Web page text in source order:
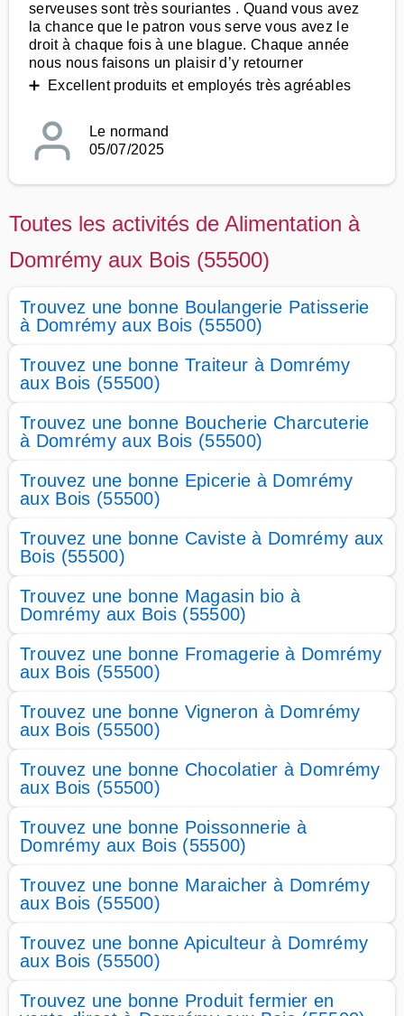
serveuses sont très souriantes . Quand vous avez
la chance que le patron vous serve vous avez le
droit à chaque fois à une blague. Chaque année
nous nous faisons un plaisir d’y retourner
➕ Excellent produits et employés très agréables
Le normand
05/07/2025
Toutes les activités de Alimentation à
Domrémy aux Bois (55500)
Trouvez une bonne Boulangerie Patisserie
à Domrémy aux Bois (55500)
Trouvez une bonne Traiteur à Domrémy
aux Bois (55500)
Trouvez une bonne Boucherie Charcuterie
à Domrémy aux Bois (55500)
Trouvez une bonne Epicerie à Domrémy
aux Bois (55500)
Trouvez une bonne Caviste à Domrémy aux
Bois (55500)
Trouvez une bonne Magasin bio à
Domrémy aux Bois (55500)
Trouvez une bonne Fromagerie à Domrémy
aux Bois (55500)
Trouvez une bonne Vigneron à Domrémy
aux Bois (55500)
Trouvez une bonne Chocolatier à Domrémy
aux Bois (55500)
Trouvez une bonne Poissonnerie à
Domrémy aux Bois (55500)
Trouvez une bonne Maraicher à Domrémy
aux Bois (55500)
Trouvez une bonne Apiculteur à Domrémy
aux Bois (55500)
Trouvez une bonne Produit fermier en